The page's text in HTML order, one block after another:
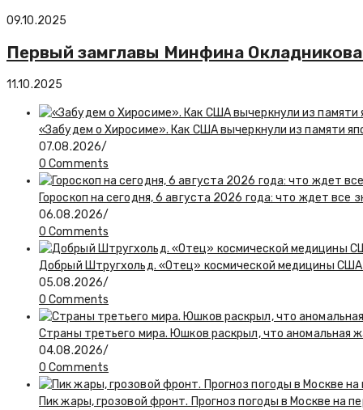
09.10.2025
Первый замглавы Минфина
11.10.2025
«Забудем о Хиросиме». Как США вычеркнули из памяти
07.08.2026/
0 Comments
Гороскоп на сегодня, 6 августа 2026 года: что ждет все
06.08.2026/
0 Comments
Добрый Штругхольд. «Отец» космической медицины
05.08.2026/
0 Comments
Страны третьего мира. Юшков раскрыл, что аномальная
04.08.2026/
0 Comments
Пик жары, грозовой фронт. Прогноз погоды в Москве на